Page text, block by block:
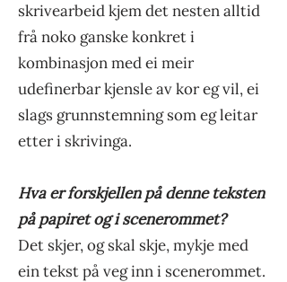
skrivearbeid kjem det nesten alltid
frå noko ganske konkret i
kombinasjon med ei meir
udefinerbar kjensle av kor eg vil, ei
slags grunnstemning som eg leitar
etter i skrivinga.
Hva er forskjellen på denne teksten
på papiret og i scenerommet?
Det skjer, og skal skje, mykje med
ein tekst på veg inn i scenerommet.